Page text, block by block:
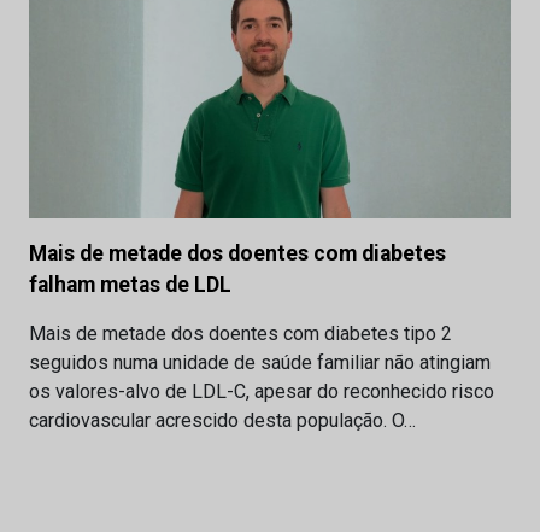
Mais de metade dos doentes com diabetes
falham metas de LDL
Mais de metade dos doentes com diabetes tipo 2
seguidos numa unidade de saúde familiar não atingiam
os valores-alvo de LDL-C, apesar do reconhecido risco
cardiovascular acrescido desta população. O…